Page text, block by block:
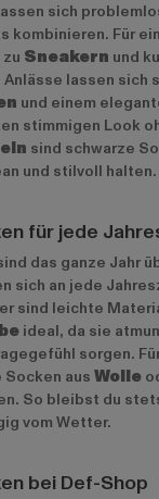
sich
kombinieren. Für
Sneakern und
lassen sich
und einem
stimmigen Look
sind schwarze
und stilvoll halten.
für jede
das ganze Jahr
sich an jede
sind leichte
ideal, da sie
sorgen.
aus Wolle
So bleibst du
vom Wetter.
bei Def-Shop